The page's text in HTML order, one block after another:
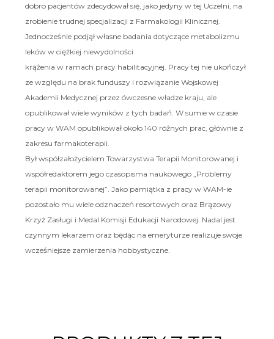
dobro pacjentów zdecydował się, jako jedyny w tej Uczelni, na
zrobienie trudnej specjalizacji z Farmakologii Klinicznej.
Jednocześnie podjął własne badania dotyczące metabolizmu
leków w ciężkiej niewydolności
krążenia w ramach pracy habilitacyjnej. Pracy tej nie ukończył
ze względu na brak funduszy i rozwiązanie Wojskowej
Akademii Medycznej przez ówczesne władze kraju, ale
opublikował wiele wyników z tych badań. W sumie w czasie
pracy w WAM opublikował około 140 różnych prac, głównie z
zakresu farmakoterapii.
Był współzałożycielem Towarzystwa Terapii Monitorowanej i
współredaktorem jego czasopisma naukowego „Problemy
terapii monitorowanej”. Jako pamiątka z pracy w WAM-ie
pozostało mu wiele odznaczeń resortowych oraz Brązowy
Krzyż Zasługi i Medal Komisji Edukacji Narodowej. Nadal jest
czynnym lekarzem oraz będąc na emeryturze realizuje swoje
wcześniejsze zamierzenia hobbystyczne.